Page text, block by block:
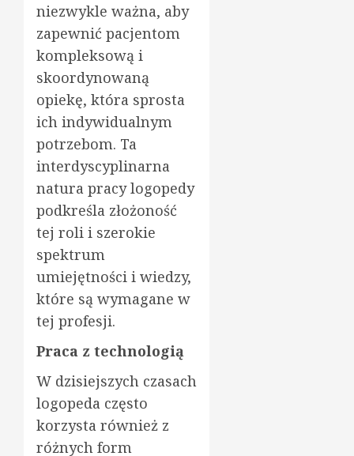
niezwykle ważna, aby
zapewnić pacjentom
kompleksową i
skoordynowaną
opiekę, która sprosta
ich indywidualnym
potrzebom. Ta
interdyscyplinarna
natura pracy logopedy
podkreśla złożoność
tej roli i szerokie
spektrum
umiejętności i wiedzy,
które są wymagane w
tej profesji.
Praca z technologią
W dzisiejszych czasach
logopeda często
korzysta również z
różnych form